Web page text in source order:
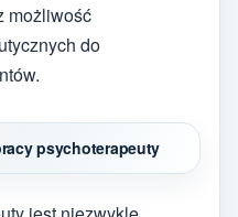
możliwość
do
psychoterapeuty